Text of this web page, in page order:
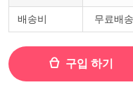
배송비 무료배송
구입 하기